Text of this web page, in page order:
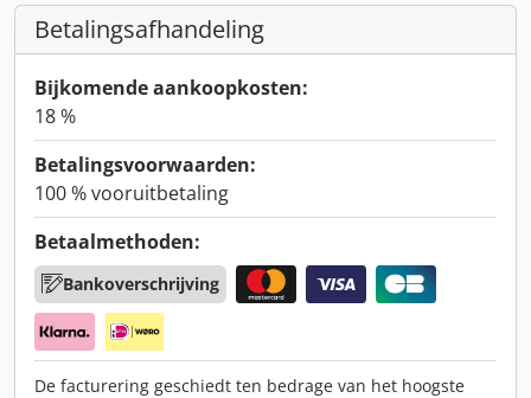
Betalingsafhandeling
Bijkomende aankoopkosten:
18 %
Betalingsvoorwaarden:
100 % vooruitbetaling
Betaalmethoden:
Bankoverschrijving
De facturering geschiedt ten bedrage van het hoogste